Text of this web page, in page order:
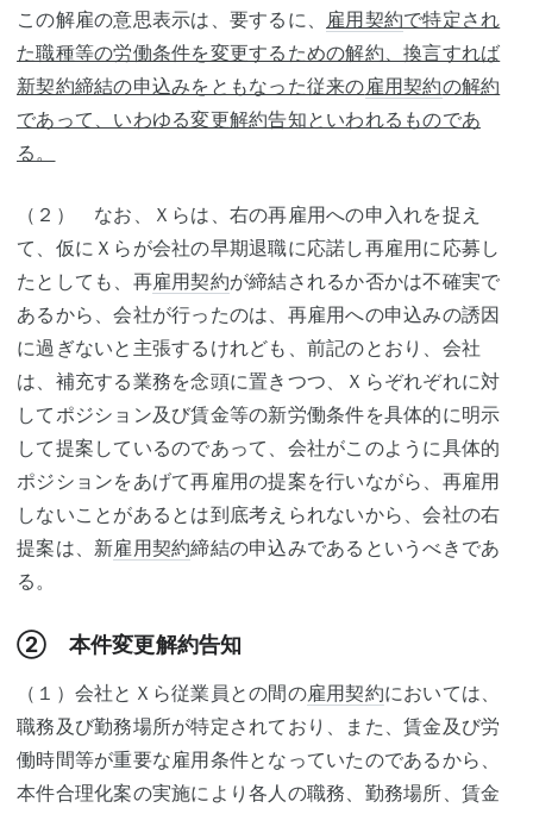
この解雇の意思表示は、要するに、 雇用契約で特定され
た職種等の労働条件を変更するための解約、換言すれば
新契約締結の申込みをともなった従来の雇用契約の解約
であって、いわゆる変更解約告知といわれるものであ
る。
（２） なお、Ｘらは、右の再雇用への申入れを捉え
て、仮にＸらが会社の早期退職に応諾し再雇用に応募し
たとしても、再雇用契約が締結されるか否かは不確実で
あるから、会社が行ったのは、再雇用への申込みの誘因
に過ぎないと主張するけれども、前記のとおり、会社
は、補充する業務を念頭に置きつつ、Ｘらぞれぞれに対
してポジション及び賃金等の新労働条件を具体的に明示
して提案しているのであって、会社がこのように具体的
ポジションをあげて再雇用の提案を行いながら、再雇用
しないことがあるとは到底考えられないから、会社の右
提案は、新雇用契約締結の申込みであるというべきであ
る。
② 本件変更解約告知
（１）会社とＸら従業員との間の雇用契約においては、
職務及び勤務場所が特定されており、また、賃金及び労
働時間等が重要な雇用条件となっていたのであるから、
本件合理化案の実施により各人の職務、勤務場所、賃金